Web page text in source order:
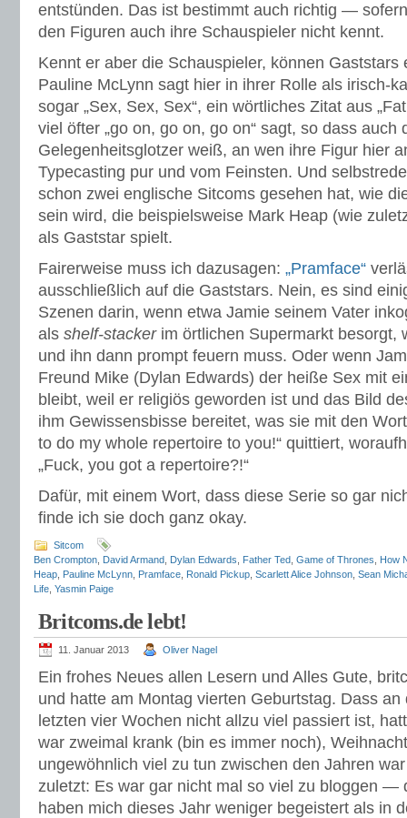
entstünden. Das ist bestimmt auch richtig —
den Figuren auch ihre Schauspieler nicht kennt.
Kennt er aber die Schauspieler, können Gaststars
Pauline McLynn sagt hier in ihrer Rolle als irisch-
sogar „Sex, Sex, Sex“, ein wörtliches Zitat aus
viel öfter „go on, go on, go on“ sagt, so dass auch
Gelegenheitsglotzer weiß, an wen ihre Figur hier
Typecasting pur und vom Feinsten. Und
schon zwei englische Sitcoms gesehen hat, wie
sein wird, die beispielsweise Mark Heap (wie
als Gaststar spielt.
Fairerweise muss ich dazusagen: „Pramface“
ausschließlich auf die Gaststars. Nein, es sind
Szenen darin, wenn etwa Jamie seinem Vater
als shelf-stackerim örtlichen Supermarkt besorgt,
und ihn dann prompt feuern muss. Oder wenn
Freund Mike (Dylan Edwards) der heiße Sex mit
bleibt, weil er religiös geworden ist und das Bild
ihm Gewissensbisse bereitet, was sie mit den
to do my whole repertoire to you!“ quittiert,
„Fuck, you got a repertoire?!“
Dafür, mit einem Wort, dass diese Serie so gar
finde ich sie doch ganz okay.
Sitcom
Ben Crompton David Armand Dylan Edwards Father Ted Game of Thrones
How
Heap Pauline McLynn Pramface Ronald Pickup Scarlett Alice Johnson Sean
Life Yasmin Paige
Britcoms.de lebt!
11. Januar 2013 Oliver Nagel
Ein frohes Neues allen Lesern und Alles Gute,
und hatte am Montag vierten Geburtstag. Dass
letzten vier Wochen nicht allzu viel passiert ist,
war zweimal krank (bin es immer noch),
ungewöhnlich viel zu tun zwischen den Jahren
zuletzt: Es war gar nicht mal so viel zu bloggen —
haben mich dieses Jahr weniger begeistert als in